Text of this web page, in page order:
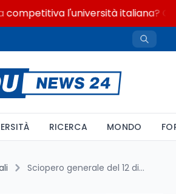
l'università italiana?
RICERCA MONDO
Sciopero generale del 12 dicembre 2025: impatti su trasporti e scuole in tutta Italia